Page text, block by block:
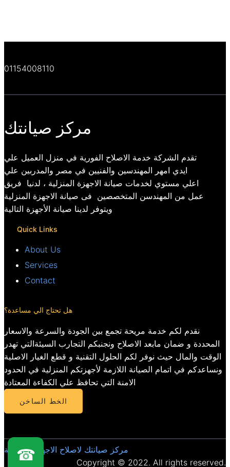
01154008110
مركز صيانتك
تقدم الشركة خدمة الاصلاح الفورية في منزل العميل علي
ايدي امهر المهندسين والفنيين في مصر والمدربين علي
اعلي مستوي لخدمات صيانة الاجهزة المنزلية ، لدنيا فريق
عمل من المهندسن المتخصصين فى صيانة الاجهزة المنزلية
ويتوفر لدينا صيانة الأجهزة التالية
Quick Links
About Us
Services
Contact
هل تحتاج الي مساعدة؟
نقدم لكم خدمة مريحة تجمع بين الجودة والسرعة والاسعار
المحددة و ضمان مابعد الاصلاح ونجنبكم التجارب السيئةالتي تهدر
الوقت والمال حيث نوفر لكم الحلول التقنية و قطع الغيار الاصلية
ونساعدكم في اتمام الصيانة اللازمة لأجهزتكم المنزلية في الحدود
الامنة التي تحافظ علي الكفاءة المعتادة
الخط الساخن
مركز صيانتك لاصلاح الاجهزة المنزلية
Copyright © 2022. All rights reserved.
☎